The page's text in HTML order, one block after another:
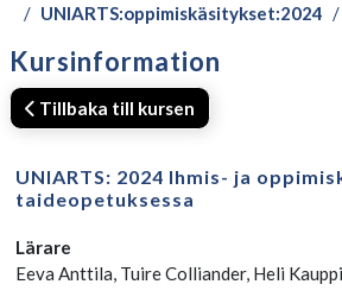
UNIARTS:oppimiskäsitykset:2024
Kursinformation
Tillbaka till kursen
UNIARTS: 2024 Ihmis- ja
taideopetuksessa
Lärare
Eeva Anttila, Tuire Colliander, Heli